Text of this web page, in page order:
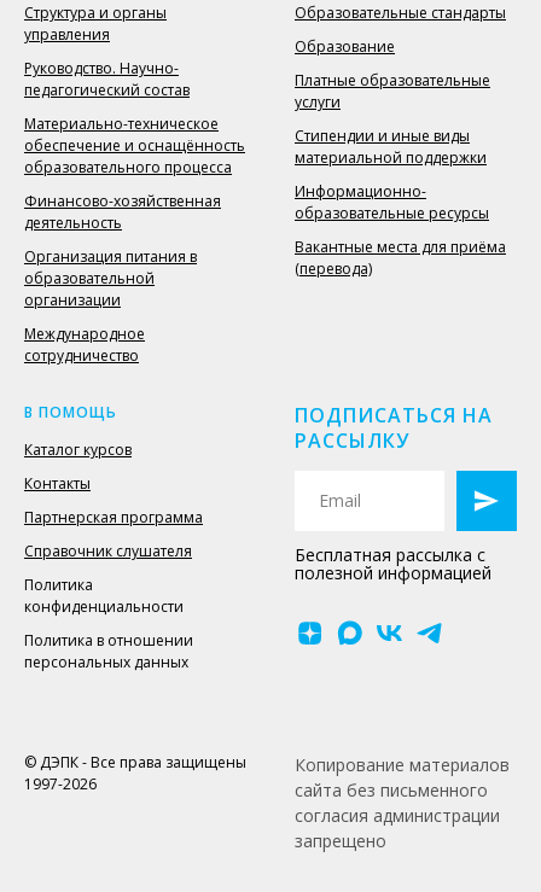
Структура и органы
управления
Руководство. Научно-
педагогический состав
Материально-техническое
обеспечение и оснащённость
образовательного процесса
Финансово-хозяйственная
деятельность
Организация питания в
образовательной
организации
Международное
сотрудничество
Образовательные стандарты
Образование
Платные образовательные
услуги
Стипендии и иные виды
материальной поддержки
Информационно-
образовательные ресурсы
Вакантные места для приёма
(перевода)
В ПОМОЩЬ
Каталог курсов
Контакты
Партнерская программа
Справочник слушателя
Политика
конфиденциальности
Политика в отношении
персональных данных
ПОДПИСАТЬСЯ НА
РАССЫЛКУ
Бесплатная рассылка с
полезной информацией
© ДЭПК - Все права защищены
1997-2026
Копирование материалов
сайта без письменного
согласия администрации
запрещено